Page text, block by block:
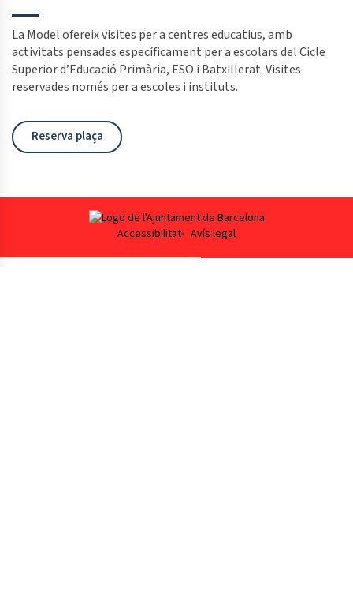
La Model ofereix visites per a centres educatius, amb
activitats pensades específicament per a escolars del Cicle
Superior d’Educació Primària, ESO i Batxillerat.Visites
reservades només per a escoles i instituts.
Reserva plaça
Accessibilitat Avís legal